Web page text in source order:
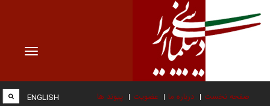
Toggle
صفحه نخست درباره ما عضویت پیوند ها ENGLISH